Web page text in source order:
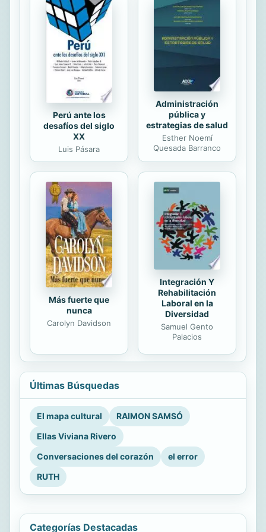
profesiones ideales, su espiritualidad
y te brinda las herramientas para
conocerte mejor o entender a los
carneros que te rodean. Con una
mirada moderna te guía para que
evoluciones y tu karma se ...
Perú ante los
desafíos del siglo
XX
Luis Pásara
Administración
pública y
estrategias de salud
Esther Noemí
Quesada Barranco
Más fuerte que
nunca
Carolyn Davidson
Integración Y
Rehabilitación
Laboral en la
Diversidad
Samuel Gento
Palacios
Últimas Búsquedas
El mapa cultural
RAIMON SAMSÓ
Ellas Viviana Rivero
Conversaciones del corazón
el error
RUTH
Categorías Destacadas